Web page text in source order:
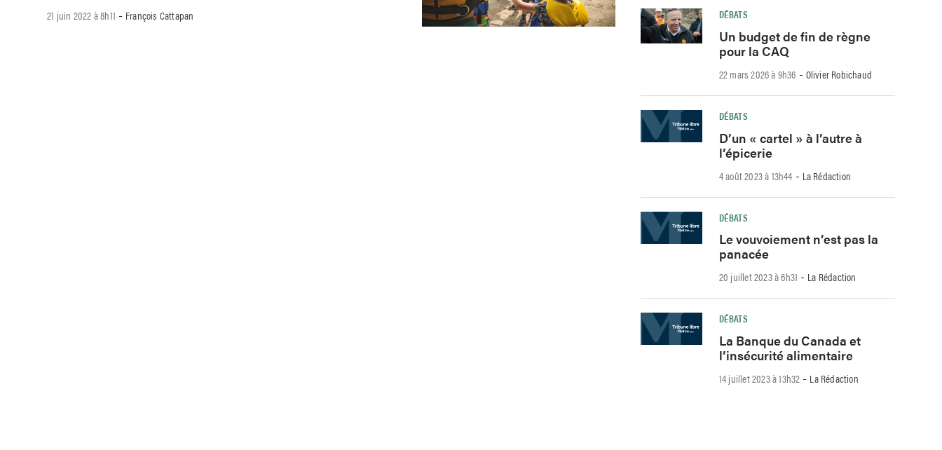
21 juin 2022 à 8h11 - François Cattapan DÉBATS
Un budget de fin de règne
pour la CAQ
22 mars 2026 à 9h36 -Olivier Robichaud
DÉBATS
D’un « cartel » à l’autre à
l’épicerie
4 août 2023 à 13h44 - La Rédaction
DÉBATS
Le vouvoiement n’est pas la
panacée
20 juillet 2023 à 6h31 - La Rédaction
DÉBATS
La Banque du Canada et
l’insécurité alimentaire
14 juillet 2023 à 13h32 - La Rédaction